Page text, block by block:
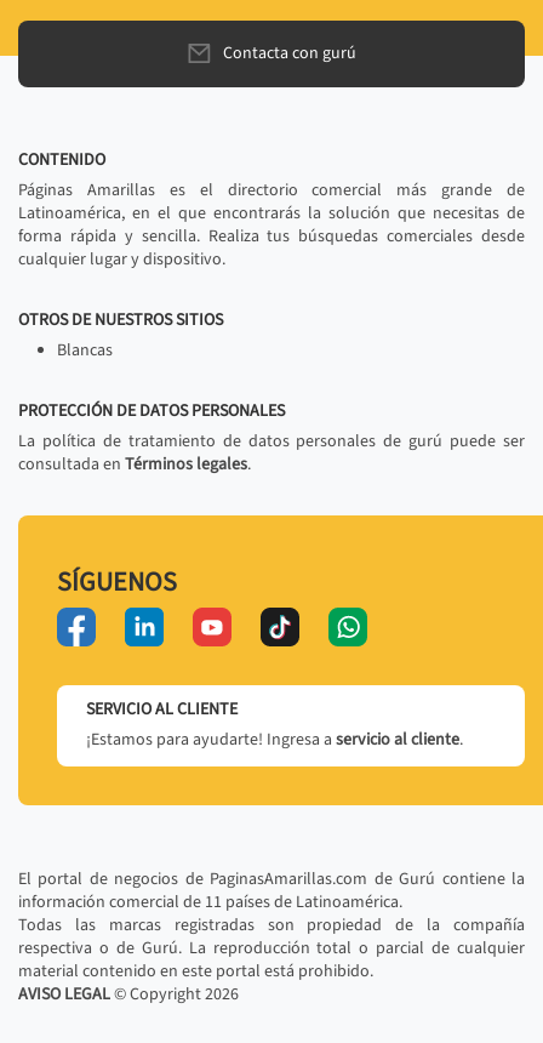
Contacta con gurú
CONTENIDO
Páginas Amarillas es el directorio comercial más grande de
Latinoamérica, en el que encontrarás la solución que necesitas de
forma rápida y sencilla. Realiza tus búsquedas comerciales desde
cualquier lugar y dispositivo.
OTROS DE NUESTROS SITIOS
Blancas
PROTECCIÓN DE DATOS PERSONALES
La política de tratamiento de datos personales de gurú puede ser
consultada en Términos legales.
SÍGUENOS
SERVICIO AL CLIENTE
¡Estamos para ayudarte! Ingresa a servicio al cliente.
El portal de negocios de PaginasAmarillas.com de Gurú contiene la
información comercial de 11 países de Latinoamérica.
Todas las marcas registradas son propiedad de la compañía
respectiva o de Gurú. La reproducción total o parcial de cualquier
material contenido en este portal está prohibido.
AVISO LEGAL© Copyright2026